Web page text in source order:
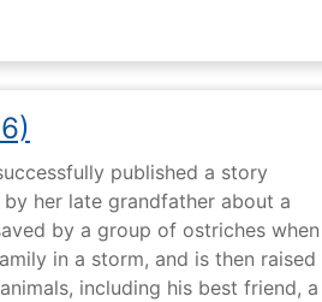
published a story
her late grandfather about a
by a group of ostriches when
in a storm, and is then raised
including his best friend, a